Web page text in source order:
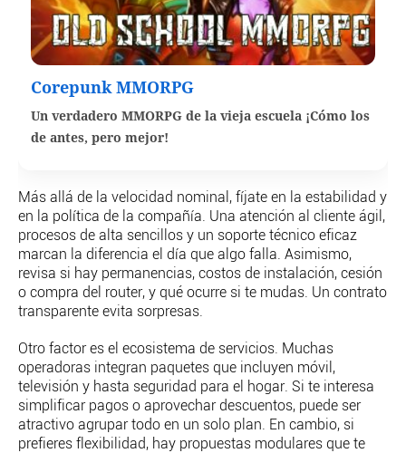
Corepunk MMORPG
Un verdadero MMORPG de la vieja escuela ¡Cómo los
de antes, pero mejor!
Más allá de la velocidad nominal, fíjate en la estabilidad y
en la política de la compañía. Una atención al cliente ágil,
procesos de alta sencillos y un soporte técnico eficaz
marcan la diferencia el día que algo falla. Asimismo,
revisa si hay permanencias, costos de instalación, cesión
o compra del router, y qué ocurre si te mudas. Un contrato
transparente evita sorpresas.
Otro factor es el ecosistema de servicios. Muchas
operadoras integran paquetes que incluyen móvil,
televisión y hasta seguridad para el hogar. Si te interesa
simplificar pagos o aprovechar descuentos, puede ser
atractivo agrupar todo en un solo plan. En cambio, si
prefieres flexibilidad, hay propuestas modulares que te